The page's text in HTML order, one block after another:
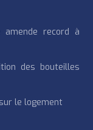
amende record à
des bouteilles
le logement